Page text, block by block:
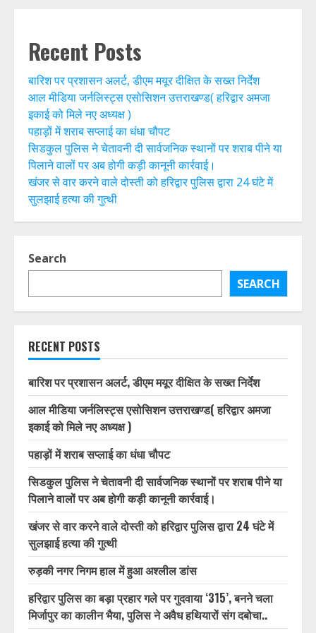
Recent Posts
बारिश पर प्रशासन अलर्ट, डीएम मयूर दीक्षित के सख्त निर्देश
आल मीडिया जर्नलिस्ट्स एसोसिशन उत्तराखण्ड( हरिद्वार अमजा
इकाई को मिले नए अध्यक्ष )
पहाड़ों में शराब सप्लाई का धंधा चौपट
सिडकुल पुलिस ने चेतावनी दी सार्वजनिक स्थानों पर शराब पीने या
पिलाने वालों पर अब होगी कड़ी कानूनी कार्रवाई।
खंजर से वार करने वाले दोस्ती को हरिद्वार पुलिस द्वारा 24 घंटे में
सुलझाई हत्या की गुत्थी
Search
SEARCH
RECENT POSTS
बारिश पर प्रशासन अलर्ट, डीएम मयूर दीक्षित के सख्त निर्देश
आल मीडिया जर्नलिस्ट्स एसोसिशन उत्तराखण्ड( हरिद्वार अमजा
इकाई को मिले नए अध्यक्ष )
पहाड़ों में शराब सप्लाई का धंधा चौपट
सिडकुल पुलिस ने चेतावनी दी सार्वजनिक स्थानों पर शराब पीने या
पिलाने वालों पर अब होगी कड़ी कानूनी कार्रवाई।
खंजर से वार करने वाले दोस्ती को हरिद्वार पुलिस द्वारा 24 घंटे में
सुलझाई हत्या की गुत्थी
रुड़की नगर निगम हाल में हुआ अश्लील डांस
हरिद्वार पुलिस का बड़ा प्रहार गले पर गुदवाया ‘315’, बनने चला
मिर्जापुर का कालीन भैया, पुलिस ने अवैध हथियारों संग दबोचा..